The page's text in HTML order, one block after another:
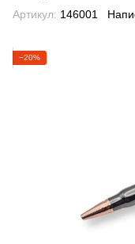
Артикул: 146001
−20%